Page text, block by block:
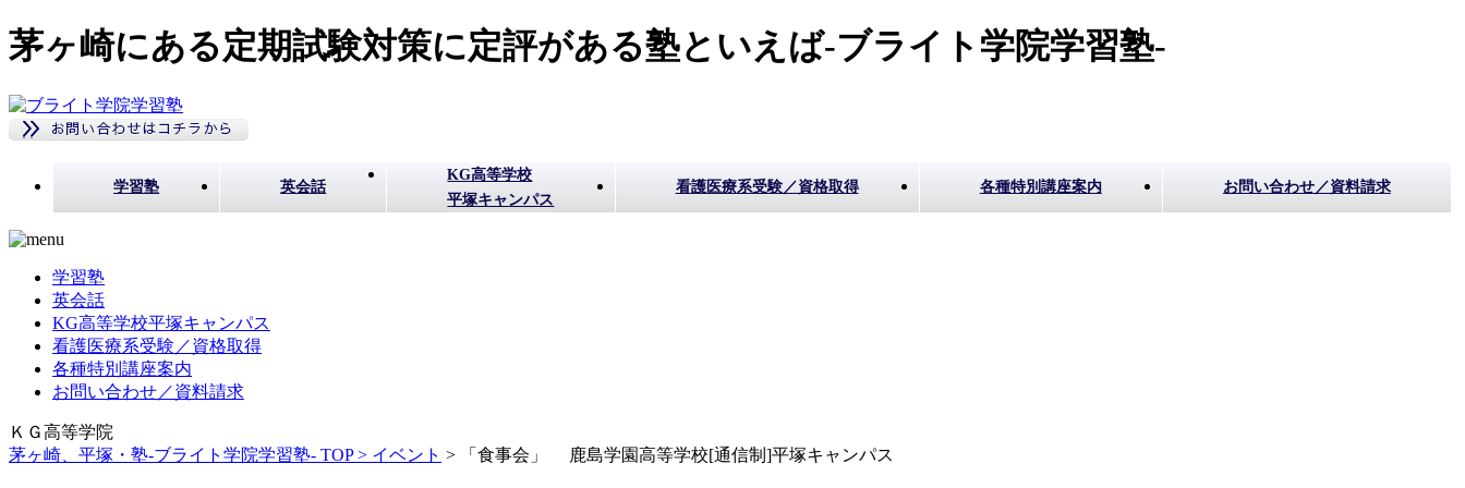
茅ヶ崎にある定期試験対策に定評がある塾といえば-ブライト学院学習塾-
学習塾 英会話
KG高等学校
平塚キャンパス
看護医療系受験／資格取得 各種特別講座案内 お問い合わせ／資料請求
学習塾
英会話
KG高等学校平塚キャンパス
看護医療系受験／資格取得
各種特別講座案内
お問い合わせ／資料請求
ＫＧ高等学院
茅ヶ崎、平塚・塾-ブライト学院学習塾- TOP > イベント > 「食事会」 鹿島学園高等学校[通信制]平塚キャンパス